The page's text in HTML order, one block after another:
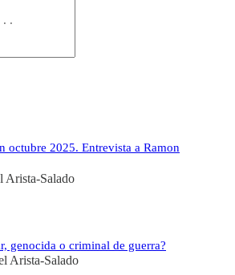
octubre 2025. Entrevista a Ramon
Arista-Salado
genocida o criminal de guerra?
Arista-Salado